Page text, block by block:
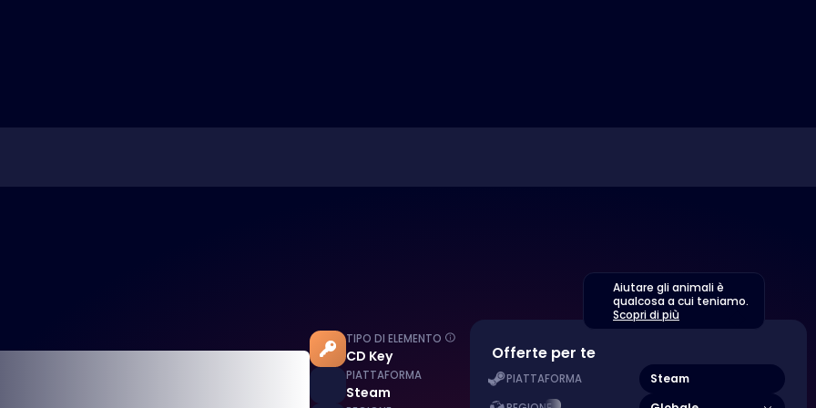
TIPO DI ELEMENTO
CD Key
PIATTAFORMA
Steam
Aiutare gli animali è
qualcosa a cui teniamo.
Scopri di più
Offerte per te
PIATTAFORMA Steam